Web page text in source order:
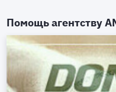
Помощь агентству